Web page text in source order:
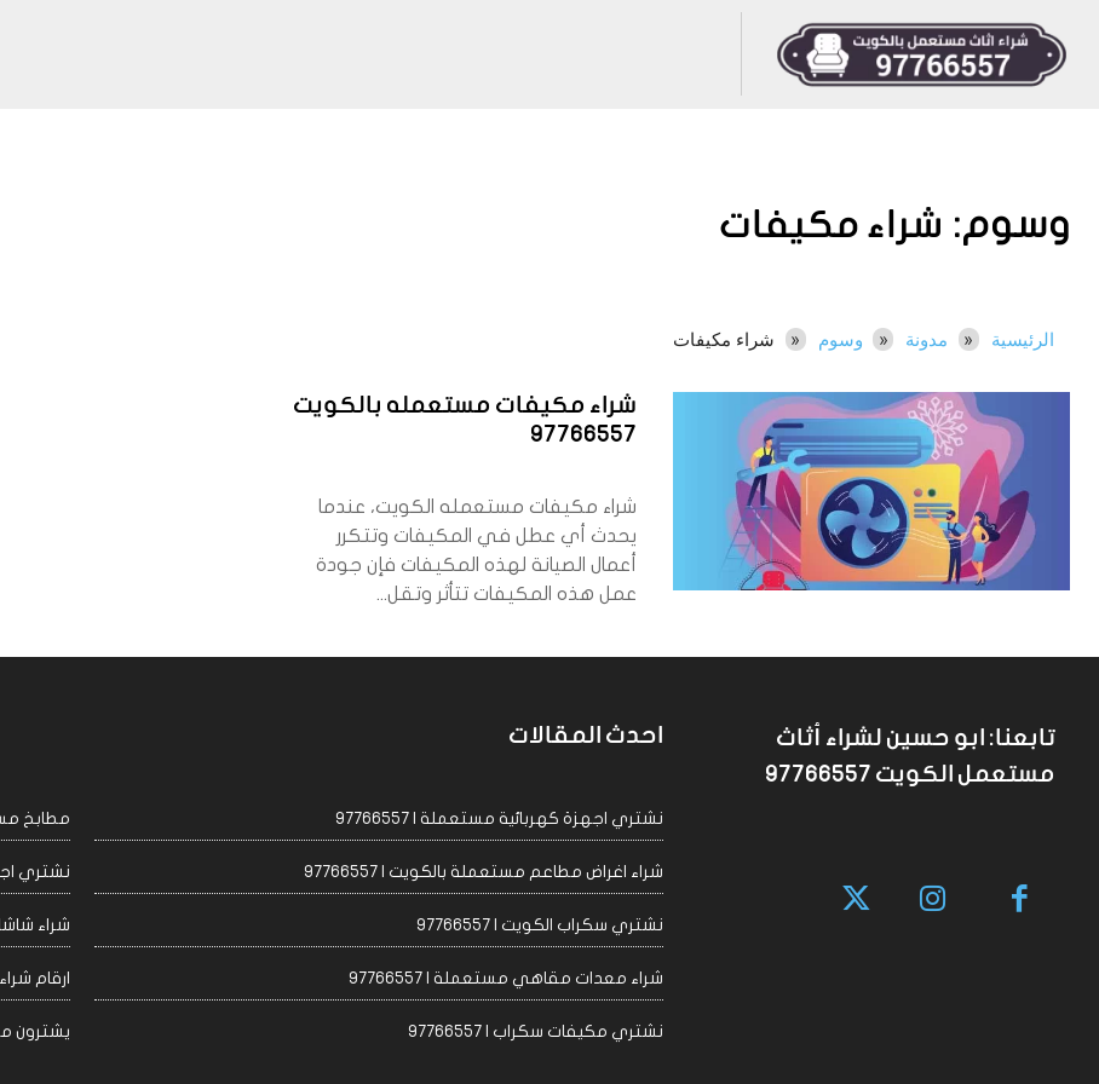
وسوم: شراء مكيفات
الرئيسية مدونة وسوم شراء مكيفات
شراء مكيفات مستعمله بالكويت
97766557
شراء مكيفات مستعمله الكويت، عندما
يحدث أي عطل في المكيفات وتتكرر
أعمال الصيانة لهذه المكيفات فإن جودة
عمل هذه المكيفات تتأثر وتقل...
احدث المقالات
نشتري اجهزة كهربائية مستعملة | 97766557 مطابخ
شراء اغراض مطاعم مستعملة بالكويت | 97766557 نشتري
نشتري سكراب الكويت | 97766557 شراء شاشات
شراء معدات مقاهي مستعملة | 97766557 ارقام شراء
نشتري مكيفات سكراب | 97766557 يشترون
تابعنا: ابو حسين لشراء أثاث
مستعمل الكويت 97766557